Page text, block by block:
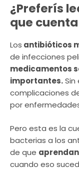
¿Preferís
que
Los antibióticos
de infecciones
medicamentos
importantes.Sin
complicaciones
por
Pero esta es la
bacterias a los
de que
cuando eso